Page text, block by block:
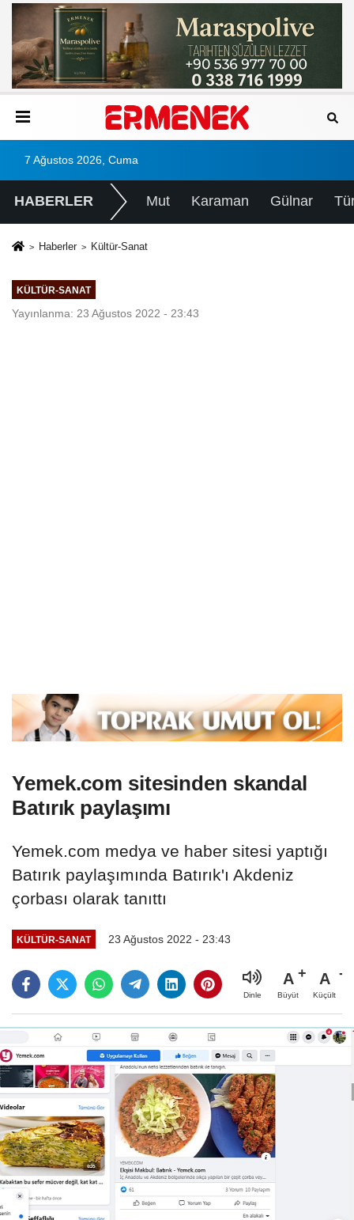
7 Ağustos 2026, Cuma
HABERLER Mut Karaman Gülnar
Haberler Kültür-Sanat
KÜLTÜR-SANAT
Yayınlanma: 23 Ağustos 2022 - 23:43
Yemek.com sitesinden skandal
Batırık paylaşımı
Yemek.com medya ve haber sitesi yaptığı
Batırık paylaşımında Batırık'ı Akdeniz
çorbası olarak tanıttı
KÜLTÜR-SANAT 23 Ağustos 2022 - 23:43
Dinle
A
Büyüt
A
Küçült